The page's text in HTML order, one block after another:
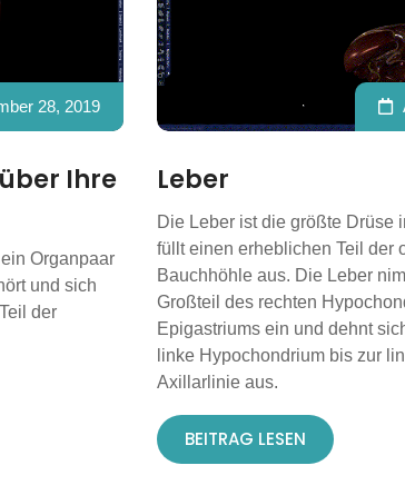
28, 2019
Ihre
Organpaar
und sich
der
Leber
Die Leber ist die größte Drüse
füllt einen erheblichen Teil der
Bauchhöhle aus. Die Leber
Großteil des rechten
Epigastriums ein und dehnt
linke Hypochondrium bis zur
Axillarlinie aus.
BEITRAG LESEN